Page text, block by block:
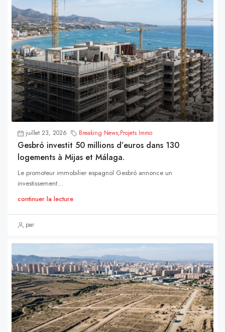
juillet 23, 2026 Breaking News,Projets Immo
Gesbró investit 50 millions d’euros dans 130
logements à Mijas et Málaga.
Le promoteur immobilier espagnol Gesbró annonce un
investissement...
continuer la lecture
par